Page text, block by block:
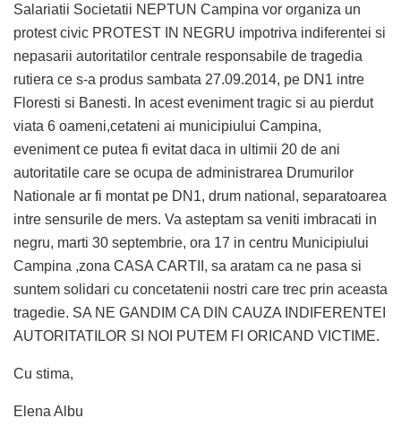
Salariatii Societatii NEPTUN Campina vor organiza un
protest civic PROTEST IN NEGRU impotriva indiferentei si
nepasarii autoritatilor centrale responsabile de tragedia
rutiera ce s-a produs sambata 27.09.2014, pe DN1 intre
Floresti si Banesti. In acest eveniment tragic si au pierdut
viata 6 oameni,cetateni ai municipiului Campina,
eveniment ce putea fi evitat daca in ultimii 20 de ani
autoritatile care se ocupa de administrarea Drumurilor
Nationale ar fi montat pe DN1, drum national, separatoarea
intre sensurile de mers. Va asteptam sa veniti imbracati in
negru, marti 30 septembrie, ora 17 in centru Municipiului
Campina ,zona CASA CARTII, sa aratam ca ne pasa si
suntem solidari cu concetatenii nostri care trec prin aceasta
tragedie. SA NE GANDIM CA DIN CAUZA INDIFERENTEI
AUTORITATILOR SI NOI PUTEM FI ORICAND VICTIME.
Cu stima,
Elena Albu